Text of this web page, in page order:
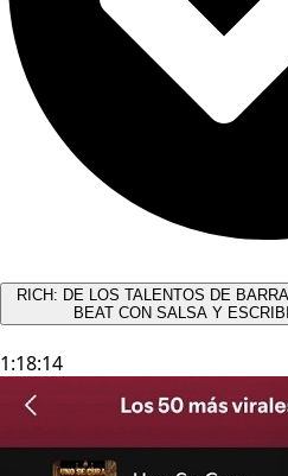
RICH: DE LOS TALENTOS DE
BEAT CON SALSA Y
1:18:14